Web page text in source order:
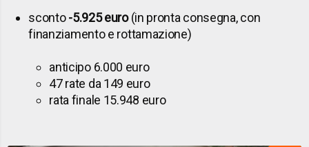
sconto-5.925 euro(in pronta consegna, con
finanziamento e rottamazione)
anticipo 6.000 euro
47 rate da 149 euro
rata finale 15.948 euro